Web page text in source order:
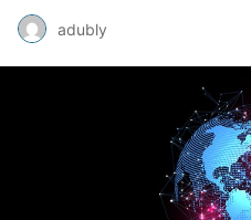
adubly